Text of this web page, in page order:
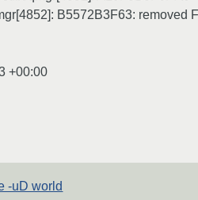
B5572B3F63:
+00:00
-uD world